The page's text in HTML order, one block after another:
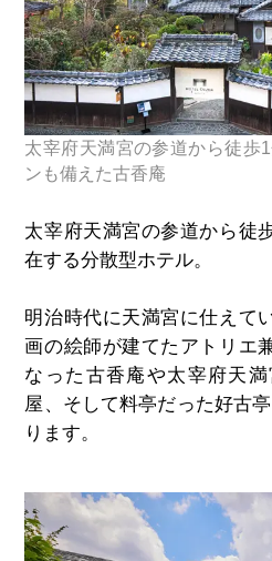
太宰府天満宮の参道から徒歩
ンも備えた古香庵
太宰府天満宮の参道から徒
在する分散型ホテル。
明治時代に天満宮に仕えて
画の絵師が建てたアトリエ
なった古香庵や太宰府天
屋、そして料亭だった好古
ります。